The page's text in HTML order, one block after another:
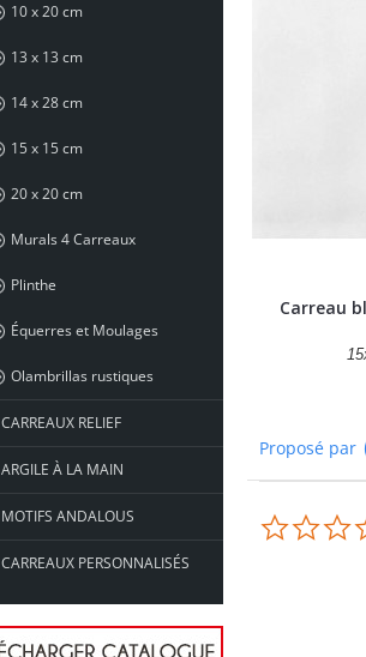
10 x 20 cm
13 x 13 cm
14 x 28 cm
15 x 15 cm
20 x 20 cm
Murals 4 Carreaux
Plinthe
Équerres et Moulages
Olambrillas rustiques
CARREAUX RELIEF
ARGILE À LA MAIN
MOTIFS ANDALOUS
CARREAUX PERSONNALISÉS
Carreau
Proposé par